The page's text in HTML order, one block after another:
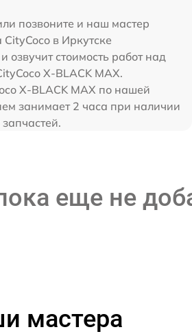
позвоните и наш мастер
CityCoco в Иркутске
озвучит стоимость работ над
X-BLACK MAX.
X-BLACK MAX по нашей
занимает 2 часа при наличии
еще не
мастера